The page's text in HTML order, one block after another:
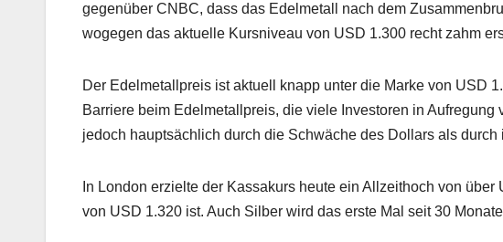
gegenüber CNBC, dass das Edelmetall nach dem
wogegen das aktuelle Kursniveau von USD 1.300 recht zahm
Der Edelmetallpreis ist aktuell knapp unter die Marke von USD
Barriere beim Edelmetallpreis, die viele Investoren in
jedoch hauptsächlich durch die Schwäche des Dollars als
In London erzielte der Kassakurs heute ein Allzeithoch von
von USD 1.320 ist. Auch Silber wird das erste Mal seit 30